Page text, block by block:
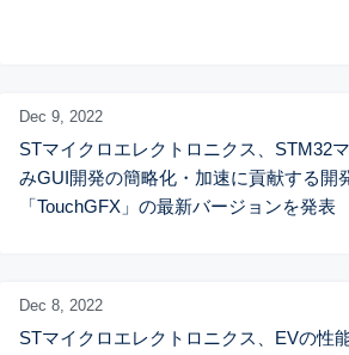
Dec 9, 2022
STマイクロエレクトロニクス、STM32
みGUI開発の簡略化・加速に貢献する開
「TouchGFX」の最新バージョンを発表
Dec 8, 2022
STマイクロエレクトロニクス、EVの性